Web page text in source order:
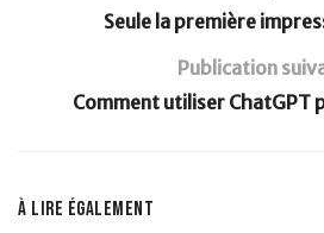
Seule la première
Publication
Comment utiliser ChatGPT
À lire également